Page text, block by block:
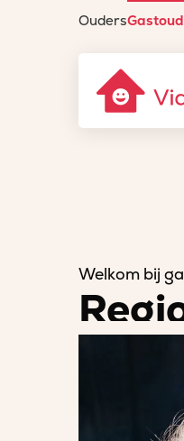
Ouders
ViaViela
Welkom bij